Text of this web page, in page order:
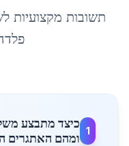
תשובות מקצועיות
1
כיצד מתבצע
ומהם האתגרים